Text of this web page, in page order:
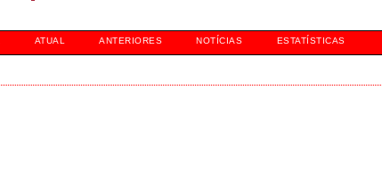
ATUAL ANTERIORES NOTÍCIAS ESTATÍSTICAS